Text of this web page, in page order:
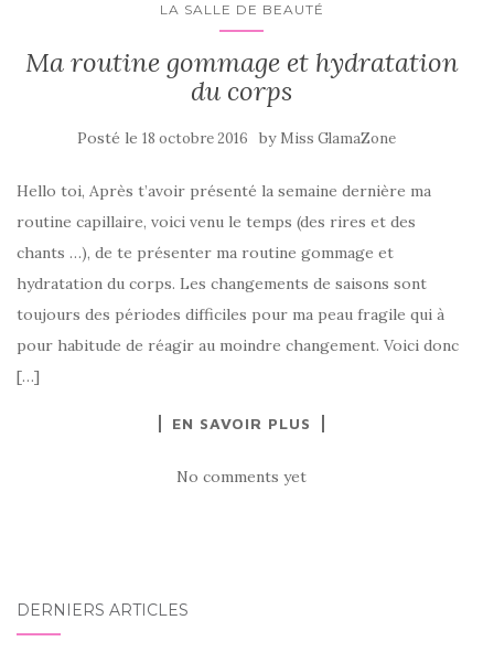
LA SALLE DE BEAUTÉ
Ma routine gommage et hydratation
du corps
Posté le 18 octobre 2016 by Miss GlamaZone
Hello toi, Après t’avoir présenté la semaine dernière ma
routine capillaire, voici venu le temps (des rires et des
chants …), de te présenter ma routine gommage et
hydratation du corps. Les changements de saisons sont
toujours des périodes difficiles pour ma peau fragile qui à
pour habitude de réagir au moindre changement. Voici donc
[…]
EN SAVOIR PLUS
No comments yet
DERNIERS ARTICLES